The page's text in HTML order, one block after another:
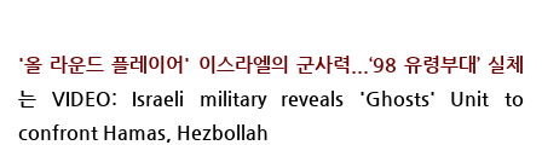
'올 라운드 플레이어' 이스라엘의 군사력...‘98 유령부대’ 실체
는 VIDEO: Israeli military reveals 'Ghosts' Unit to
confront Hamas, Hezbollah